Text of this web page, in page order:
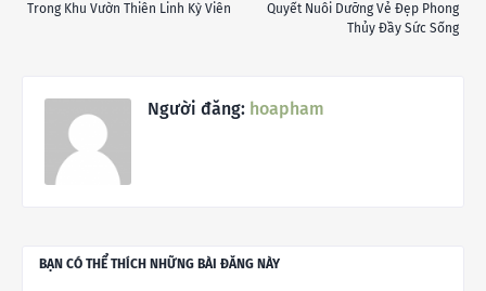
Quyết Nuôi Dưỡng Vẻ Đẹp Phong
Thủy Đầy Sức Sống
Trong Khu Vườn Thiên Linh Kỳ Viên
Người đăng: hoapham
BẠN CÓ THỂ THÍCH NHỮNG BÀI ĐĂNG NÀY